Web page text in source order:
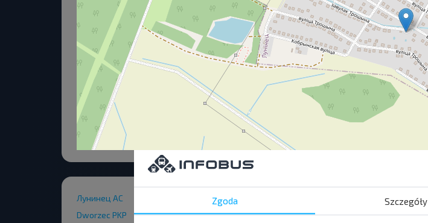
Лунинец АС
Dworzec PKP
Детская Поликлиника
Гагарина ул.
Zgoda Szczegóły